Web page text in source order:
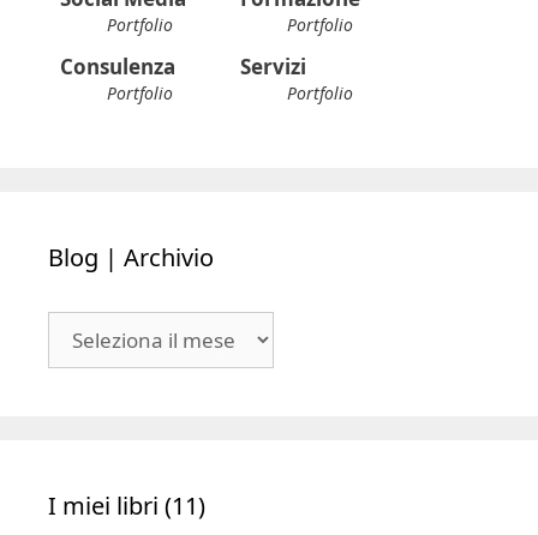
Portfolio Portfolio
Consulenza
Portfolio
Servizi
Portfolio
Blog | Archivio
I miei libri (11)